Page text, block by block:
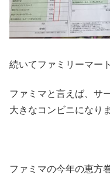
続いてファミリーマー
ファミマと言えば、サ
大きなコンビニになり
ファミマの今年の恵方